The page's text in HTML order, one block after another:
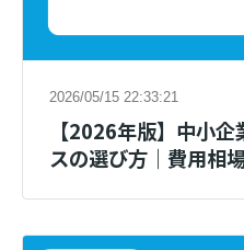
2026/05/15 22:33:21
【2026年版】中小
スの選び方｜費用相